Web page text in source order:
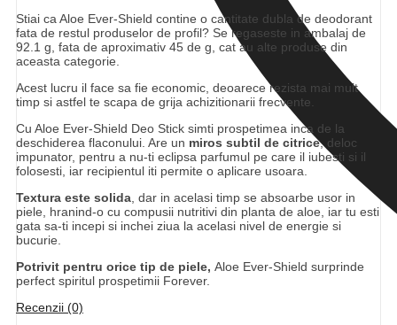
Stiai ca Aloe Ever-Shield contine o cantitate dubla de deodorant
fata de restul produselor de profil? Se regaseste in ambalaj de
92.1 g, fata de aproximativ 45 de g, cat au alte produse din
aceasta categorie.
Acest lucru il face sa fie economic, deoarece rezista mai mult
timp si astfel te scapa de grija achizitionarii frecvente.
Cu Aloe Ever-Shield Deo Stick simti prospetimea inca de la
deschiderea flaconului. Are un miros subtil de citrice, deloc
impunator, pentru a nu-ti eclipsa parfumul pe care il iubesti si il
folosesti, iar recipientul iti permite o aplicare usoara.
Textura este solida , dar in acelasi timp se absoarbe usor in
piele, hranind-o cu compusii nutritivi din planta de aloe, iar tu esti
gata sa-ti incepi si inchei ziua la acelasi nivel de energie si
bucurie.
Potrivit pentru orice tip de piele, Aloe Ever-Shield surprinde
perfect spiritul prospetimii Forever.
Recenzii (0)